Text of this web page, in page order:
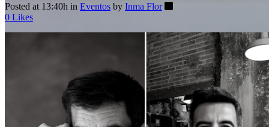
Posted at 13:40h in Eventos by Inma Flor
0 Likes